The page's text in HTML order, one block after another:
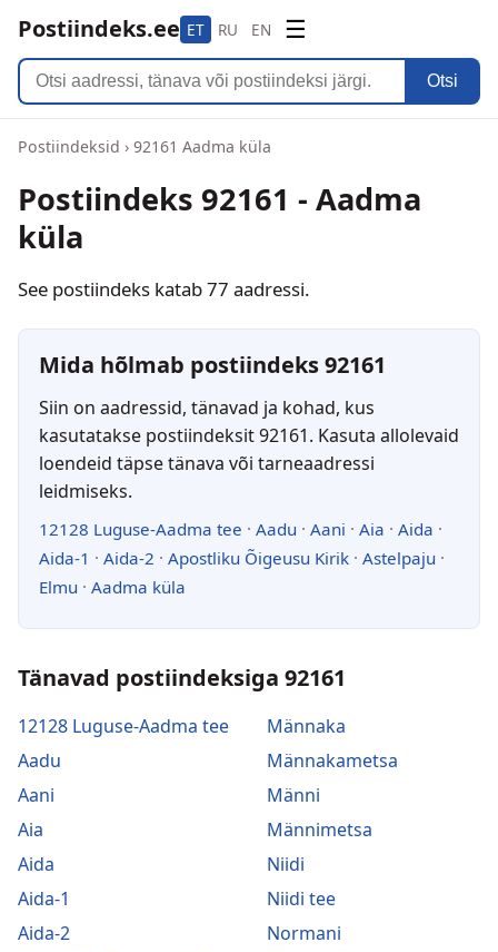
Postiindeks.ee ET RU EN ☰
Otsi
Postiindeksid › 92161 Aadma küla
Postiindeks 92161 - Aadma
küla
See postiindeks katab 77 aadressi.
Mida hõlmab postiindeks 92161
Siin on aadressid, tänavad ja kohad, kus
kasutatakse postiindeksit 92161. Kasuta allolevaid
loendeid täpse tänava või tarneaadressi
leidmiseks.
12128 Luguse-Aadma tee · Aadu · Aani · Aia · Aida ·
Aida-1 · Aida-2 · Apostliku Õigeusu Kirik · Astelpaju ·
Elmu · Aadma küla
Tänavad postiindeksiga 92161
12128 Luguse-Aadma tee
Aadu
Aani
Aia
Aida
Aida-1
Aida-2
Männaka
Männakametsa
Männi
Männimetsa
Niidi
Niidi tee
Normani